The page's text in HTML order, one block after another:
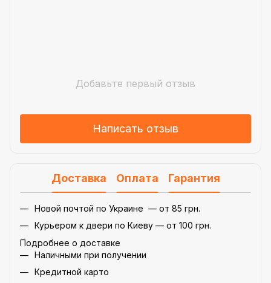
Добавьте первый отзыв
Написать отзыв
Доставка Оплата Гарантия
Новой почтой по Украине — от 85 грн.
Курьером к двери по Киеву — от 100 грн.
Подробнее о доставке
Наличными при получении
Кредитной карто